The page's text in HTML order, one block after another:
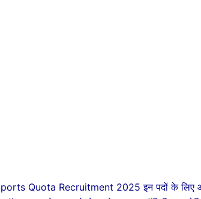
Quota Recruitment 2025 इन पदों के लिए